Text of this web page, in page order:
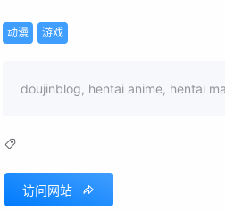
动漫 游戏
doujinblog, hentai anime, hentai
访问网站